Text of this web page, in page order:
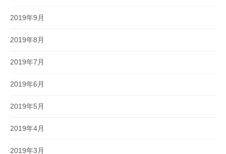
2019年9月
2019年8月
2019年7月
2019年6月
2019年5月
2019年4月
2019年3月